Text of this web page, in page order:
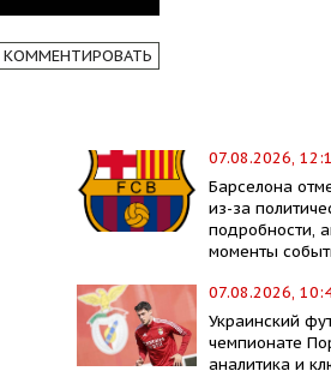
КОММЕНТИРОВАТЬ
07.08.2026,
Барселона
из-за
подробности,
моменты
07.08.2026,
Украинский
чемпионате
аналитика и